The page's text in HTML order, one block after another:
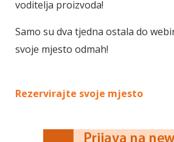
voditelja proizvoda!
Samo su dva tjedna ostala do
svoje mjesto odmah!
Rezervirajte svoje mjesto